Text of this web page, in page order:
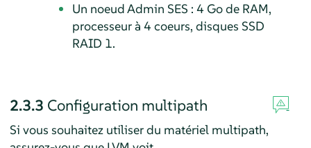
Un noeud Admin SES : 4 Go de RAM,
processeur à 4 coeurs, disques SSD
RAID 1.
2.3.3 Configuration multipath
Si vous souhaitez utiliser du matériel multipath,